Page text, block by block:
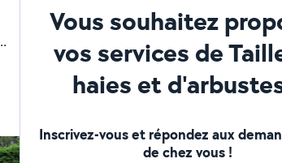
Vous souhaitez
vos services de
haies et
Inscrivez-vous et répondez aux
de chez vous !